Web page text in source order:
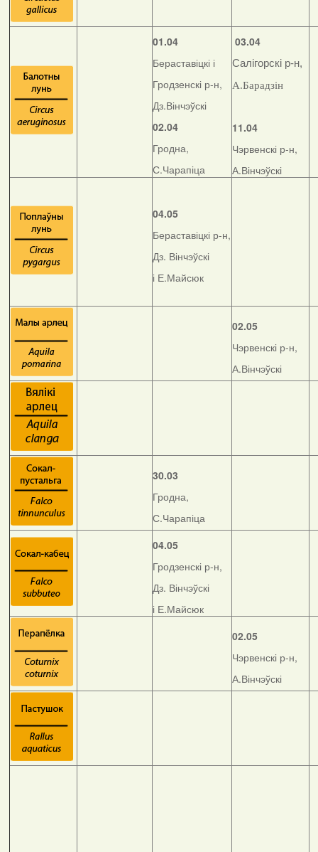
01.04
Бераставіцкі і
Гродзенскі р-н,
Дз.Вінчэўскі
02.04
Гродна,
С.Чарапіца
03.04
Салігорскі р-н,
А.Барадзін
11.04
Чэрвенскі р-н,
А.Вінчэўскі
04.05
Бераставіцкі р-н,
Дз. Вінчэўскі
і Е.Майсюк
02.05
Чэрвенскі р-н,
А.Вінчэўскі
30.03
Гродна,
С.Чарапіца
04.05
Гродзенскі р-н,
Дз. Вінчэўскі
і Е.Майсюк
02.05
Чэрвенскі р-н,
А.Вінчэўскі